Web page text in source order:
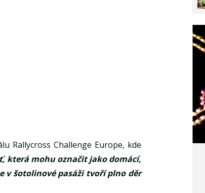
Rallycross Challenge Europe, kde
která mohu označit jako domácí,
v šotolinové pasáži tvoří plno děr